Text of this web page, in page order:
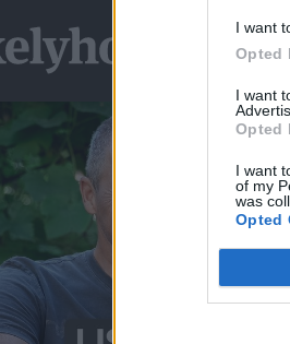
I want
Opted
I want
Opted
I want
of my
was
Opted